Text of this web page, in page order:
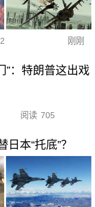
刚刚
”：特朗普这出戏
阅读 705
本“托底”？